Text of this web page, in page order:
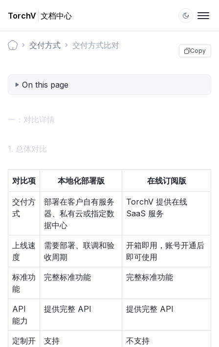
TorchV 文档中心
交付方式 交付方式比对
Copy
On this page
一：对比详情
1. 总体对比
对比项 本地化部署版 在线订阅版
交付方
式
部署在客户自有服务
器、私有云或指定数
据中心
TorchV 提供在线
SaaS 服务
上线速
度
需要部署、联调和验
收周期
开箱即用，账号开通后
即可使用
标准功
能
完整标准功能 完整标准功能
API
能力
提供完整 API 提供完整 API
定制开
支持 不支持